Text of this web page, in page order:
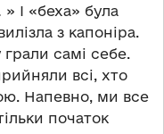
І «беха» була
з капоніра.
грали самі себе.
всі, хто
Напевно, ми все
початок